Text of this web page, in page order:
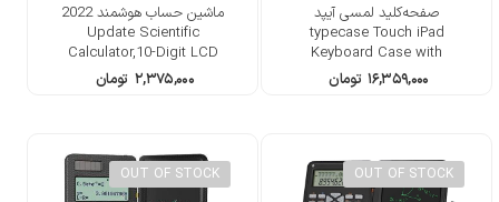
صفحه‌کلید لمسی آیپد
typecase Touch iPad
Keyboard Case with
Trackpad
۱۶,۳۵۹,۰۰۰ تومان
ماشین حساب هوشمند 2022
Update Scientific
Calculator,10-Digit LCD
Display
۲,۳۷۵,۰۰۰ تومان
OUT OF STOCK
OUT OF STOCK